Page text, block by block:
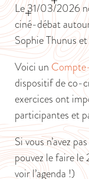
Le 31/03/2026
ciné-débat
Sophie Thunus
Voici un
dispositif de co-
exercices ont
participantes et
Si vous n’avez
pouvez le faire
voir l’agenda !)